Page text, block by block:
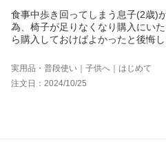
食事中歩き回ってしまう息子(2歳)
為、椅子が足りなくなり購入にい
ら購入しておけばよかったと後悔
ろ、しっかり座って自分で食事を
ています。組み立ても女一人で出来
実用品・普段使い｜子供へ｜はじめて
注文日：2024/10/25